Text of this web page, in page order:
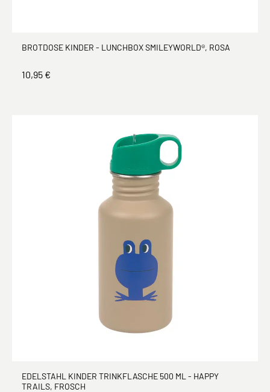
BROTDOSE KINDER - LUNCHBOX SMILEYWORLD®, ROSA
10,95 €
EDELSTAHL KINDER TRINKFLASCHE 500 ML - HAPPY
TRAILS, FROSCH